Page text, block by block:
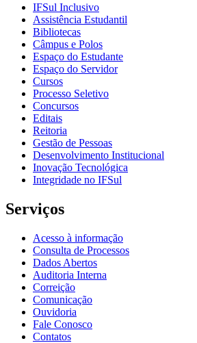
IFSul Inclusivo
Assistência Estudantil
Bibliotecas
Câmpus e Polos
Espaço do Estudante
Espaço do Servidor
Cursos
Processo Seletivo
Concursos
Editais
Reitoria
Gestão de Pessoas
Desenvolvimento Institucional
Inovação Tecnológica
Integridade no IFSul
Serviços
Acesso à informação
Consulta de Processos
Dados Abertos
Auditoria Interna
Correição
Comunicação
Ouvidoria
Fale Conosco
Contatos